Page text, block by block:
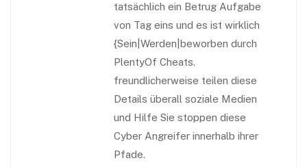
tatsächlich ein Betrug Aufgabe
von Tag eins und es ist wirklich
{Sein|Werden|beworben durch
PlentyOf Cheats.
freundlicherweise teilen diese
Details überall soziale Medien
und Hilfe Sie stoppen diese
Cyber ​​Angreifer innerhalb ihrer
Pfade.